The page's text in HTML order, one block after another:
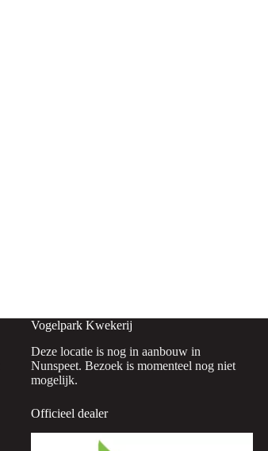
Vogelpark Kwekerij
Deze locatie is nog in aanbouw in
Nunspeet. Bezoek is momenteel nog niet
mogelijk.
Officieel dealer